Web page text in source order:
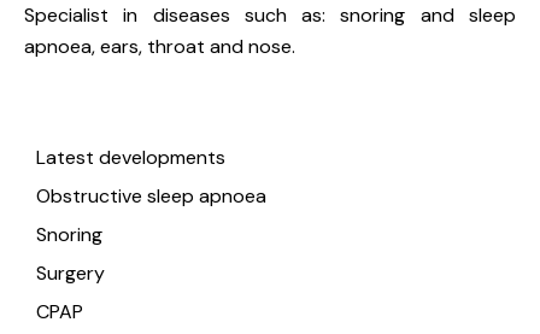
Specialist in diseases such as: snoring and sleep
apnoea, ears, throat and nose.
Latest developments
Obstructive sleep apnoea
Snoring
Surgery
CPAP